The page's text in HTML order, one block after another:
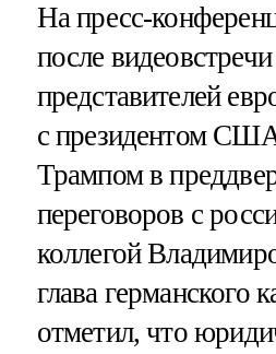
На пресс-
после видеовстречи
представителей
с президентом
Трампом в
переговоров с
коллегой
глава германского
отметил, что